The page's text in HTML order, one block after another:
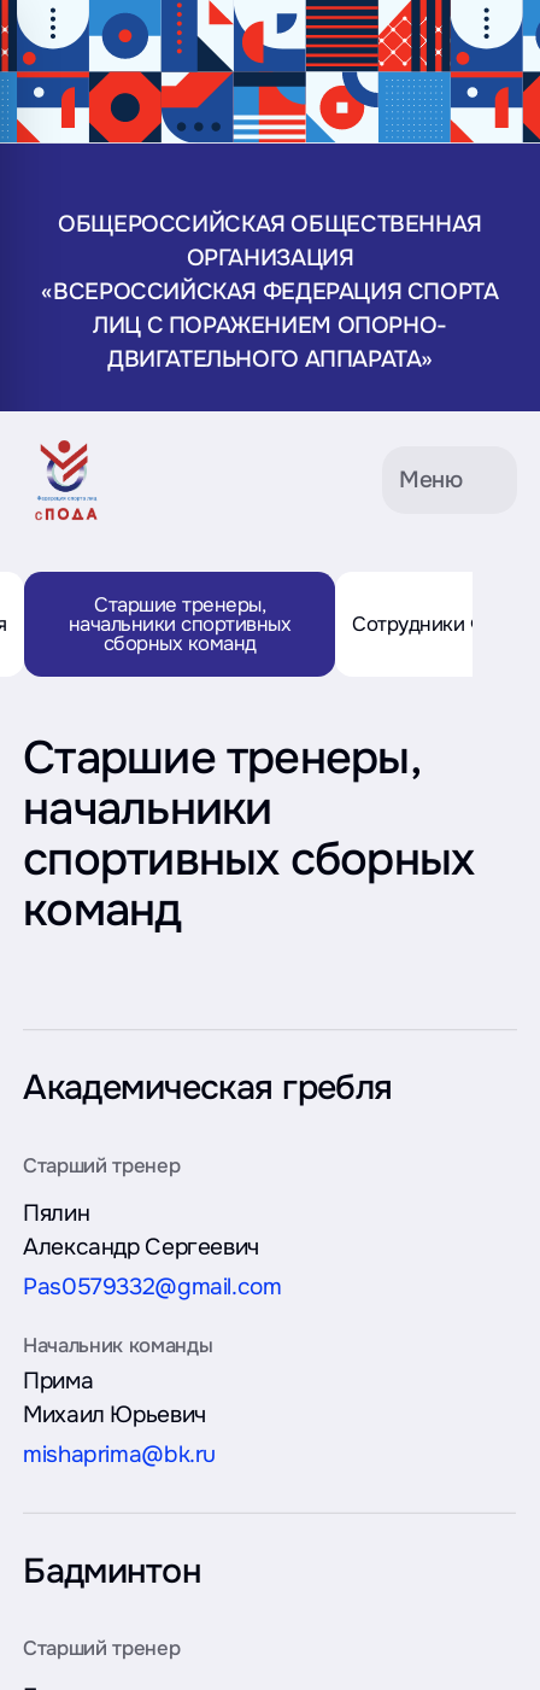
ОБЩЕРОССИЙСКАЯ ОБЩЕСТВЕННАЯ
ОРГАНИЗАЦИЯ
«ВСЕРОССИЙСКАЯ ФЕДЕРАЦИЯ СПОРТА
ЛИЦ С ПОРАЖЕНИЕМ ОПОРНО-
ДВИГАТЕЛЬНОГО АППАРАТА»
Меню
Старшие тренеры,
начальники спортивных
сборных команд
Сотрудники
Старшие тренеры,
начальники
спортивных сборных
команд
Академическая гребля
Пялин
Александр Сергеевич
Pas0579332@gmail.com
Прима
Михаил Юрьевич
mishaprima@bk.ru
Бадминтон